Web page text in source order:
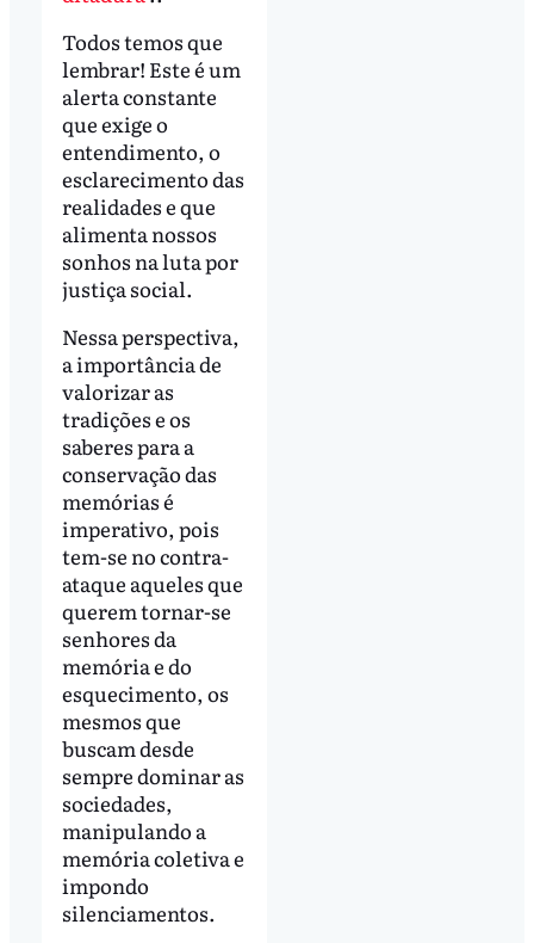
Todos temos que
lembrar! Este é um
alerta constante
que exige o
entendimento, o
esclarecimento das
realidades e que
alimenta nossos
sonhos na luta por
justiça social.
Nessa perspectiva,
a importância de
valorizar as
tradições e os
saberes para a
conservação das
memórias é
imperativo, pois
tem-se no contra-
ataque aqueles que
querem tornar-se
senhores da
memória e do
esquecimento, os
mesmos que
buscam desde
sempre dominar as
sociedades,
manipulando a
memória coletiva e
impondo
silenciamentos.